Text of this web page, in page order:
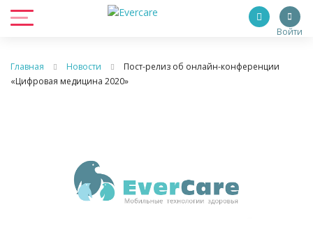
Войти
Главная Новости
Пост-релиз об онлайн-конференции
«Цифровая медицина 2020»